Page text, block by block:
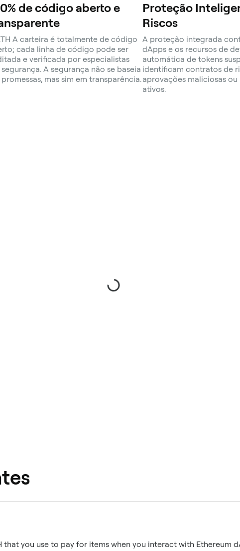
de código aberto e
A carteira é totalmente de código
cada linha de código pode ser
e verificada por especialistas
A segurança não se baseia
mas sim em transparência.
Proteção
Riscos
A proteção integrada
dApps e os recursos de
automática de tokens
identificam contratos de
aprovações maliciosas
ativos.
you use to pay for items when you interact with Ethereum